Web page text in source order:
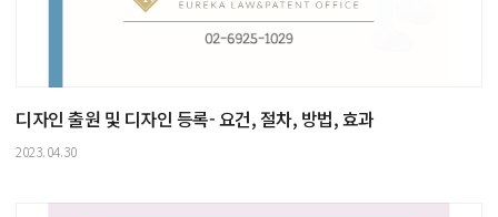
디자인 출원 및 디자인 등록- 요건, 절차, 방법, 효과
2023.04.30